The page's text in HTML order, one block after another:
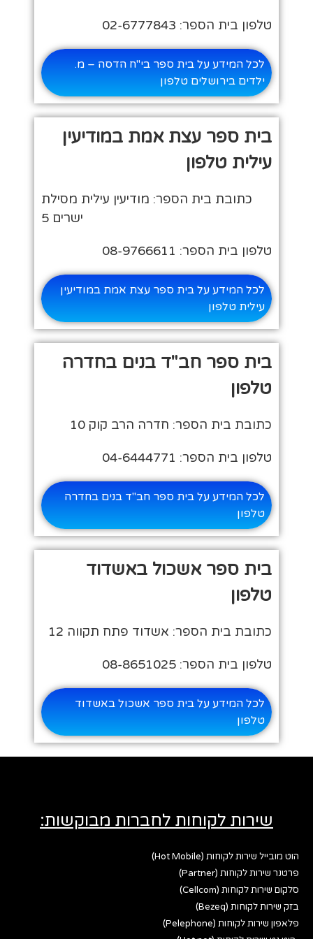
טלפון בית הספר: 02-6777843
לכל המידע על בית ספר בי"ח הדסה – מ.
ילדים בירושלים טלפון
בית ספר עצת אמת במודיעין
עילית טלפון
כתובת בית הספר: מודיעין עילית מסילת
ישרים 5
טלפון בית הספר: 08-9766611
לכל המידע על בית ספר עצת אמת במודיעין
עילית טלפון
בית ספר חב"ד בנים בחדרה
טלפון
כתובת בית הספר: חדרה הרב קוק 10
טלפון בית הספר: 04-6444771
לכל המידע על בית ספר חב"ד בנים בחדרה
טלפון
בית ספר אשכול באשדוד
טלפון
כתובת בית הספר: אשדוד פתח תקווה 12
טלפון בית הספר: 08-8651025
לכל המידע על בית ספר אשכול באשדוד
טלפון
שירות לקוחות לחברות מבוקשות:
הוט מובייל שירות לקוחות (Hot Mobile)
פרטנר שירות לקוחות (Partner)
סלקום שירות לקוחות (Cellcom)
בזק שירות לקוחות (Bezeq)
פלאפון שירות לקוחות (Pelephone)